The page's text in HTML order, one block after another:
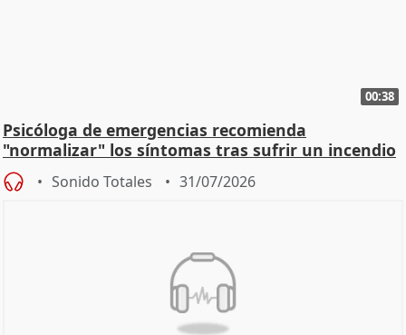
00:38
Psicóloga de emergencias recomienda
"normalizar" los síntomas tras sufrir un incendio
Sonido Totales 31/07/2026